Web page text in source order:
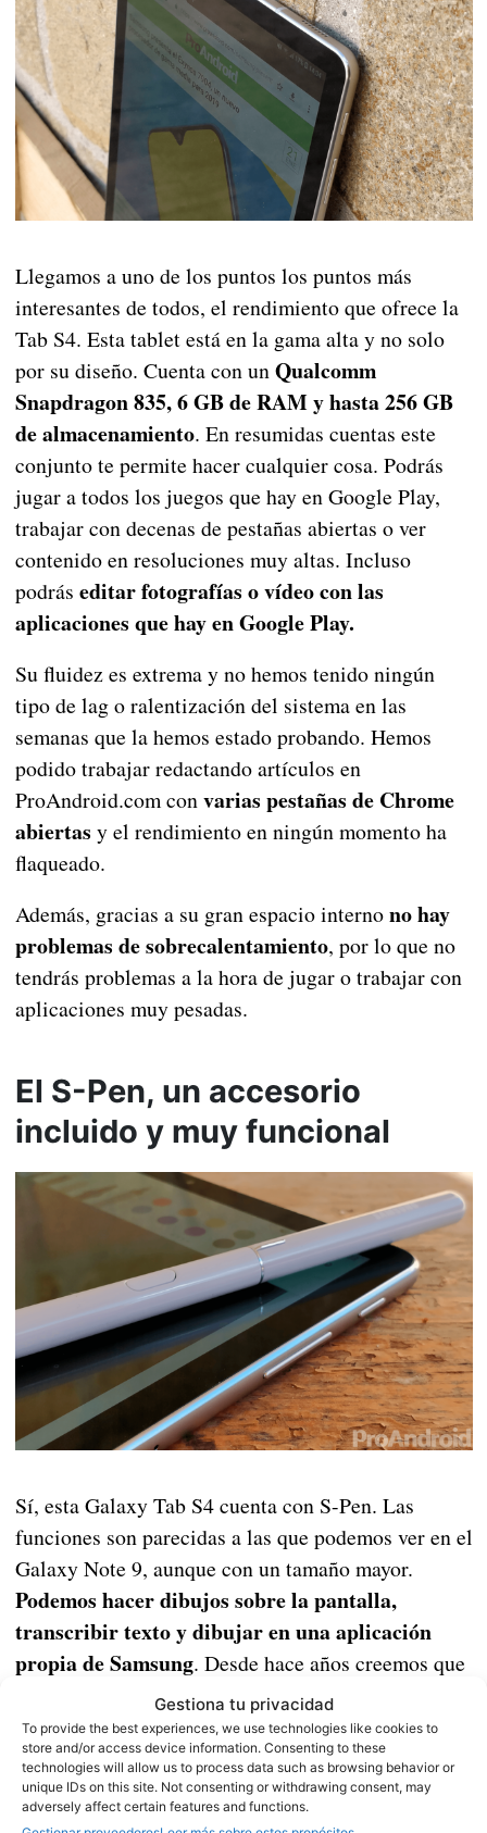
Gestiona tu privacidad
To provide the best experiences, we use technologies like cookies to
store and/or access device information. Consenting to these
technologies will allow us to process data such as browsing behavior or
unique IDs on this site. Not consenting or withdrawing consent, may
adversely affect certain features and functions.
Llegamos a uno de los puntos los puntos más
interesantes de todos, el rendimiento que ofrece la
Tab S4. Esta tablet está en la gama alta y no solo
por su diseño. Cuenta con unQualcomm
Snapdragon 835, 6 GB de RAM y hasta 256 GB
de almacenamiento. En resumidas cuentas este
conjunto te permite hacer cualquier cosa. Podrás
jugar a todos los juegos que hay en Google Play,
trabajar con decenas de pestañas abiertas o ver
contenido en resoluciones muy altas. Incluso
podrás editar fotografías o vídeo con las
aplicaciones que hay en Google Play.
Su fluidez es extrema y no hemos tenido ningún
tipo de lag o ralentización del sistema en las
semanas que la hemos estado probando. Hemos
podido trabajar redactando artículos en
ProAndroid.com convarias pestañas de Chrome
abiertas y el rendimiento en ningún momento ha
flaqueado.
Además, gracias a su gran espacio internono hay
problemas de sobrecalentamiento, por lo que no
tendrás problemas a la hora de jugar o trabajar con
aplicaciones muy pesadas.
El S-Pen, un accesorio
incluido y muy funcional
Sí, esta Galaxy Tab S4 cuenta con S-Pen. Las
funciones son parecidas a las que podemos ver en el
Galaxy Note 9, aunque con un tamaño mayor.
Podemos hacer dibujos sobre la pantalla,
transcribir texto y dibujar en una aplicación
propia de Samsung. Desde hace años creemos que
es uno de los accesorios más funcionales que hay
en el mercado de las tablets y los móviles, aunque
en el caso de la Galaxy Tab no va incluido en el
cuerpo del dispositivo.